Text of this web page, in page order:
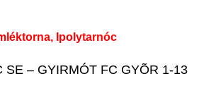
Ipolytarnóc
SE – GYIRMÓT FC GYÕR 1-13